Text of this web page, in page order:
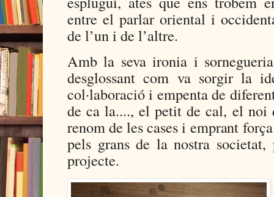
entre el parlar oriental i
de l’un i de l’altre.
Amb la seva ironia i
desglossant com va sorgir la
col·laboració i empenta de
de ca la...., el petit de cal, el noi
renom de les cases i emprant
pels grans de la nostra
projecte.